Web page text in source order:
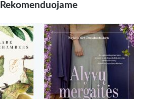
Rekomenduojame